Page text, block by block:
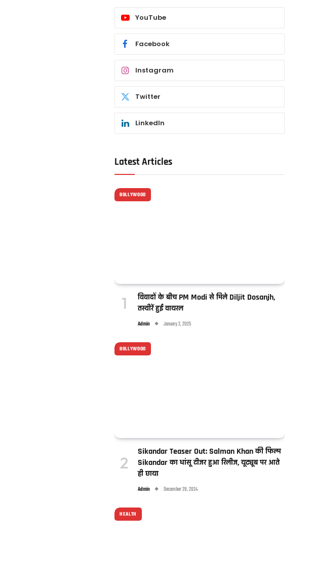
YouTube
Facebook
Instagram
Twitter
LinkedIn
Latest Articles
BOLLYWOOD
विवादों के बीच PM Modi से मिले Diljit Dosanjh,
तस्वीरें हुईं वायरल
Admin January 2, 2025
BOLLYWOOD
Sikandar Teaser Out: Salman Khan की फिल्म
Sikandar का धांसू टीजर हुआ रिलीज, यूट्यूब पर आते
ही छाया
Admin December 29, 2024
HEALTH